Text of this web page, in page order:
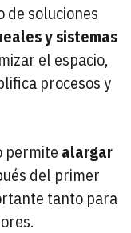
de soluciones
y sistemas
el espacio,
procesos y
permite alargar
del primer
tanto para